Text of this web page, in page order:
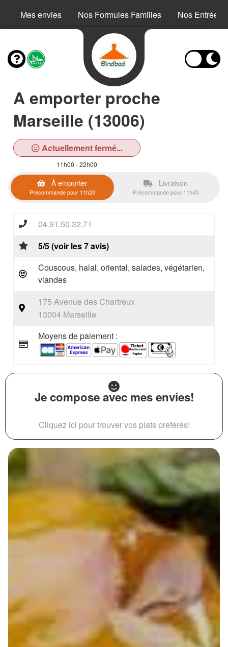
Mes envies Nos Formules Familles Nos Entrées
A emporter proche
Marseille (13006)
Actuellement fermé...
11h00 - 22h00
À emporter
Précommande pour 11h20
Livraison
Précommande pour 11h45
04.91.50.32.71
5/5 (voir les 7 avis)
Couscous, halal, oriental, salades, végétarien,
viandes
175 Avenue des Chartreux
13004 Marseille
Moyens de paiement :
Je compose avec mes envies!
Cliquez ici pour trouver vos plats préférés!